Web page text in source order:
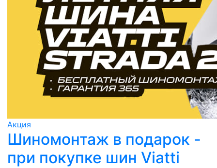
Акция
Шиномонтаж в подарок -
при покупке шин Viatti